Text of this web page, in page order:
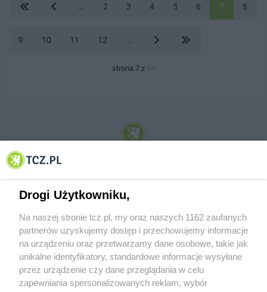
2 3 4 5 6 7 8
9 10 11 12
strona 7 z 54
© 2001-2026 Tczew - TCZ.PL Sp. z o.o. Internetowy Serwis Informacyjny Miasta
O FIRMIE POLITYKA PRYWATNOŚCI HOSTING
Drogi Użytkowniku,
Na naszej stronie tcz.pl, my oraz naszych 1162 zaufanych
partnerów uzyskujemy dostęp i przechowujemy informacje
na urządzeniu oraz przetwarzamy dane osobowe, takie jak
unikalne identyfikatory, standardowe informacje wysyłane
przez urządzenie czy dane przeglądania w celu
zapewniania spersonalizowanych reklam, wybór